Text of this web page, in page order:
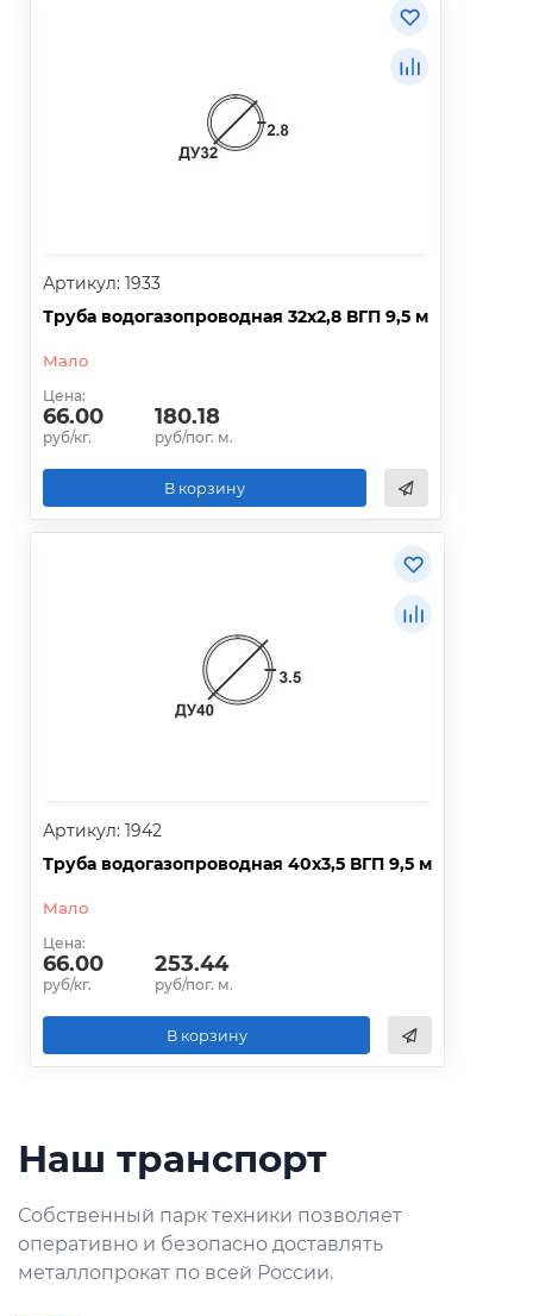
Артикул: 1933
Труба водогазопроводная 32х2,8 ВГП 9,5 м
Мало
Цена:
66.00
руб/кг.
180.18
руб/пог. м.
В корзину
Артикул: 1942
Труба водогазопроводная 40х3,5 ВГП 9,5 м
Мало
Цена:
66.00
руб/кг.
253.44
руб/пог. м.
В корзину
Наш транспорт
Собственный парк техники позволяет
оперативно и безопасно доставлять
металлопрокат по всей России.